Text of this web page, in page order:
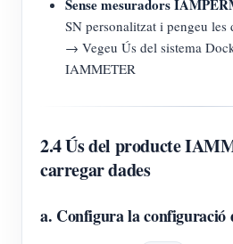
Sense mesuradors
SN personalitzat i pengeu les
→ Vegeu Ús del sistema
IAMMETER
2.4 Ús del producte
carregar dades
a. Configura la configuració